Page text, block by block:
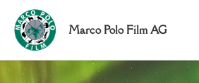
Marco Polo Film AG